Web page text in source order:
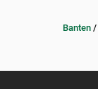
Banten/